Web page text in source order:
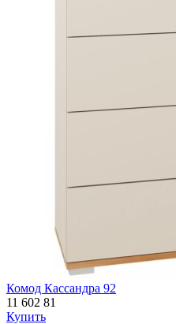
Комод Кассандра 92
11 602 81
Купить